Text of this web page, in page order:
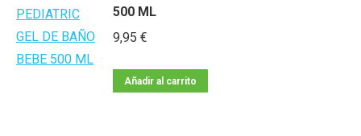
500 ML
9,95 €
Añadir al carrito